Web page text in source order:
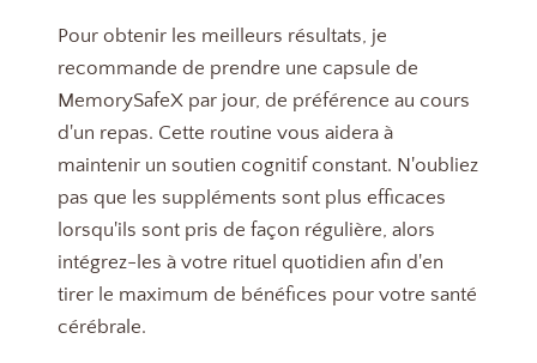
Pour obtenir les meilleurs résultats, je
recommande de prendre une capsule de
MemorySafeX par jour, de préférence au cours
d'un repas. Cette routine vous aidera à
maintenir un soutien cognitif constant. N'oubliez
pas que les suppléments sont plus efficaces
lorsqu'ils sont pris de façon régulière, alors
intégrez-les à votre rituel quotidien afin d'en
tirer le maximum de bénéfices pour votre santé
cérébrale.